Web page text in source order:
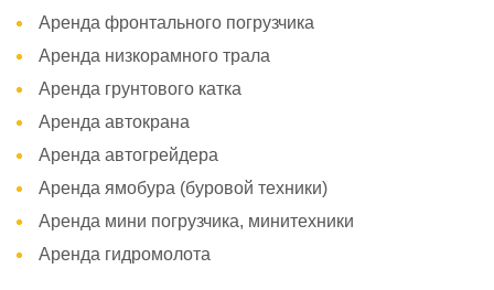
Аренда фронтального погрузчика
Аренда низкорамного трала
Аренда грунтового катка
Аренда автокрана
Аренда автогрейдера
Аренда ямобура (буровой техники)
Аренда мини погрузчика, минитехники
Аренда гидромолота